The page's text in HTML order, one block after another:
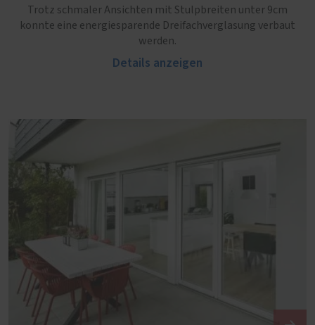
Trotz schmaler Ansichten mit Stulpbreiten unter 9cm
konnte eine energiesparende Dreifachverglasung verbaut
werden.
Details anzeigen